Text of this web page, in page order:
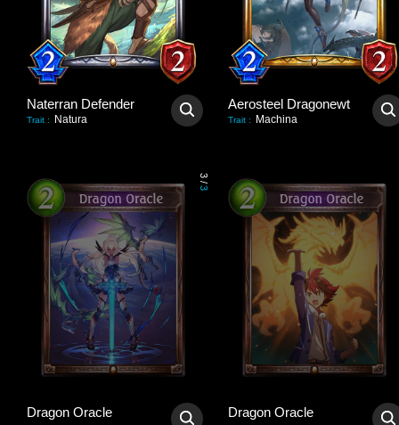
Naterran Defender
Trait : Natura
Aerosteel Dragonewt
Trait : Machina
3
/
3
Dragon Oracle Dragon Oracle